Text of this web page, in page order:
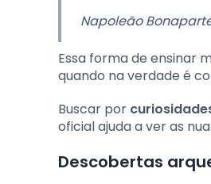
Napoleão
Essa forma de ensinar
quando na verdade é
Buscar por
oficial ajuda a ver as
Descobertas